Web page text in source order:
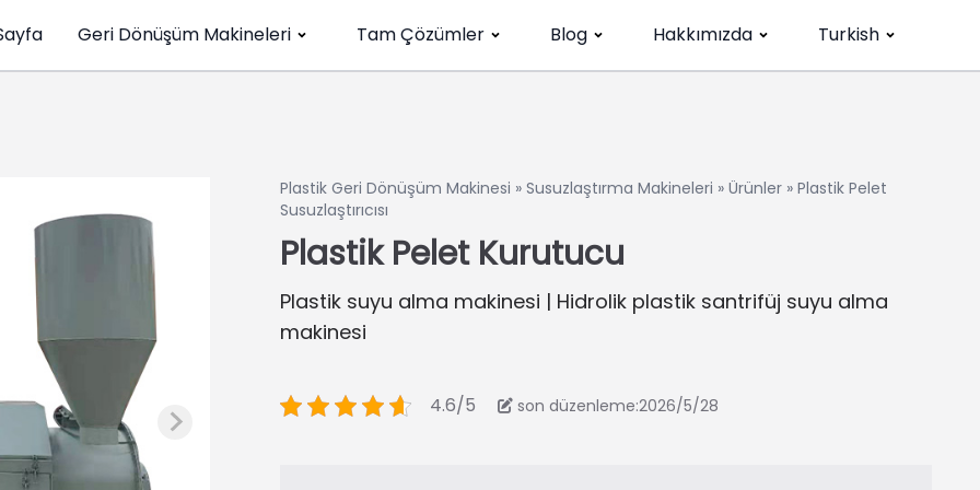
Geri Dönüşüm Makineleri Tam Çözümler Blog Hakkımızda Turkish
Plastik Geri Dönüşüm Makinesi » Susuzlaştırma Makineleri » Ürünler » Plastik Pelet
Susuzlaştırıcısı
Plastik Pelet Kurutucu
Plastik suyu alma makinesi | Hidrolik plastik santrifüj suyu alma
makinesi
4.6/5 son düzenleme:2026/5/28